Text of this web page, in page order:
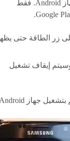
الواضح لإصلاح المشكلة هو إعادة تشغيل جهاز Android. فقط
على زر الطاقة حتى
، وسيتم إيقاف تشغيل